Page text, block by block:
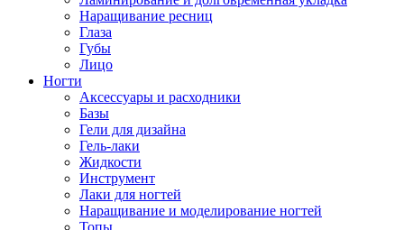
Наращивание ресниц
Глаза
Губы
Лицо
Ногти
Аксессуары и расходники
Базы
Гели для дизайна
Гель-лаки
Жидкости
Инструмент
Лаки для ногтей
Наращивание и моделирование ногтей
Топы